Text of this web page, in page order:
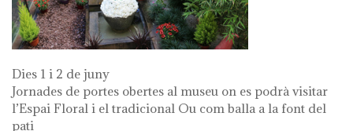
Dies 1 i 2 de juny
Jornades de portes obertes al museu on es podrà visitar
l’Espai Floral i el tradicional Ou com balla a la font del
pati